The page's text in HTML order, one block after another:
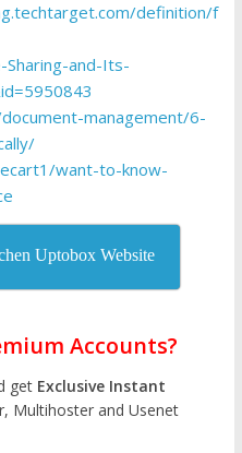
definition/f
and-Its-
management/6-
want-to-know-
Uptobox Website
Accounts?
get Exclusive Instant
Multihoster and Usenet